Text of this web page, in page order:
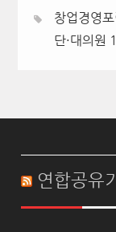
창업경영
단·대의원
연합공유